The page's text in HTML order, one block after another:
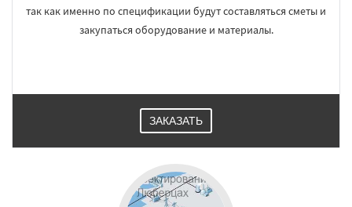
так как именно по спецификации будут составляться сметы и
закупаться оборудование и материалы.
ЗАКАЗАТЬ